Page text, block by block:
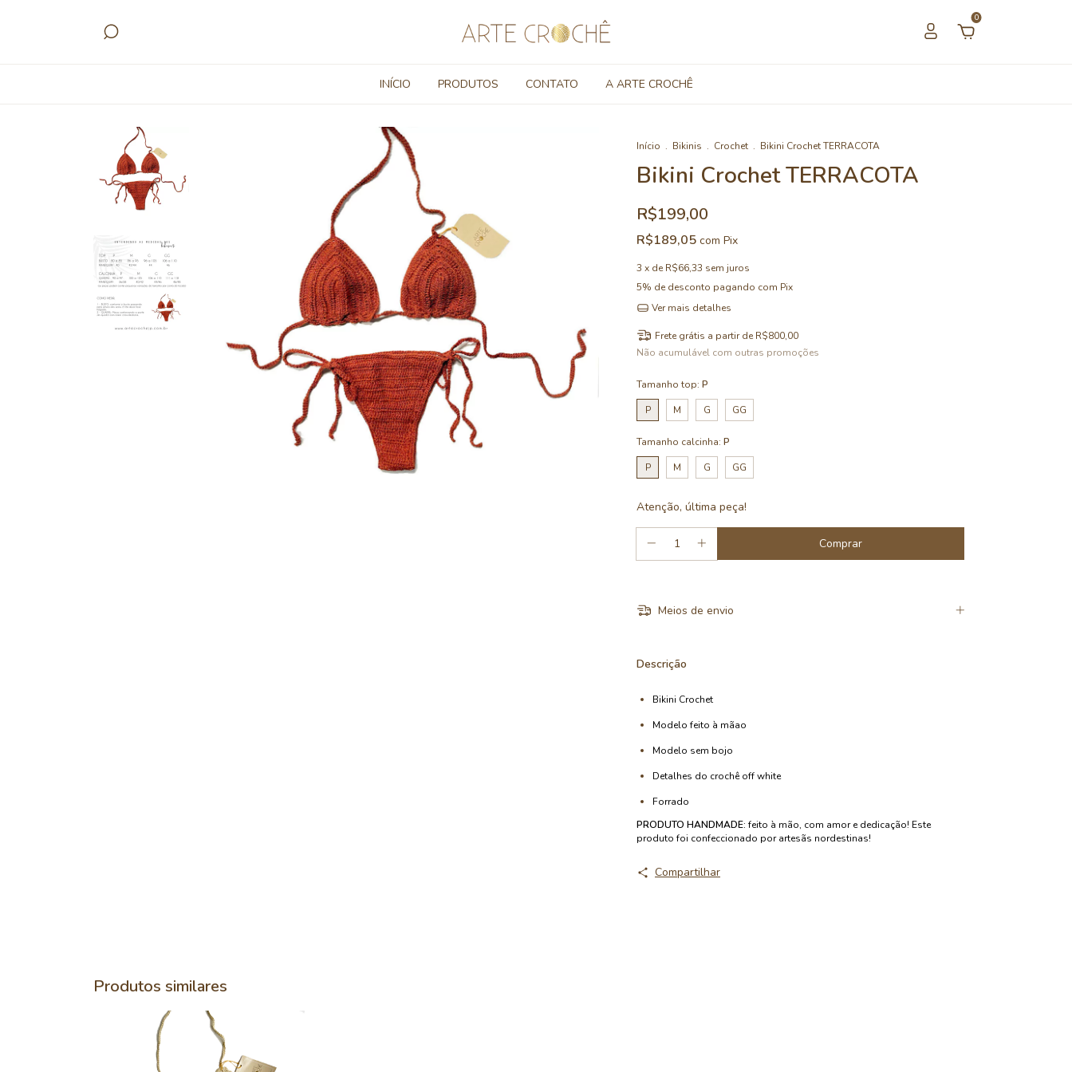
0
INÍCIO PRODUTOS CONTATO A ARTE CROCHÊ
Início . Bikinis . Crochet . Bikini Crochet TERRACOTA
Bikini Crochet TERRACOTA
R$199,00
R$189,05 com Pix
3 x de R$66,33 sem juros
5% de desconto pagando com Pix
Ver mais detalhes
Frete grátis a partir de R$800,00
Não acumulável com outras promoções
Tamanho top: P
P
M G GG
Tamanho calcinha: P
P
M G GG
Atenção, última peça!
Meios de envio
Descrição
Bikini Crochet
Modelo feito à mãao
Modelo sem bojo
Detalhes do crochê off white
Forrado
PRODUTO HANDMADE: feito à mão, com amor e dedicação! Este
produto foi confeccionado por artesãs nordestinas!
Compartilhar
Produtos similares